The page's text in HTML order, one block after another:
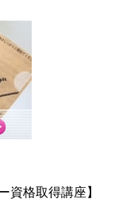
資格取得講座】